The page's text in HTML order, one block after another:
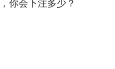
你会下注多少？